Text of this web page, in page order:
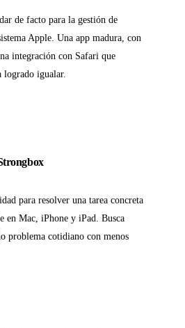
de facto para la gestión de
Apple. Una app madura, con
integración con Safari que
igualar.
para resolver una tarea concreta
en Mac, iPhone y iPad. Busca
problema cotidiano con menos